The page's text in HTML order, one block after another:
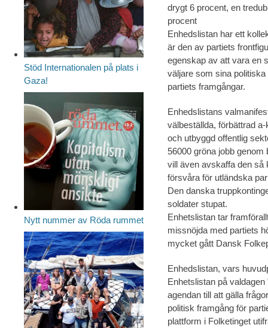
drygt 6 procent, en
procent
Enhedslistan har ett
är den av partiets
egenskap av att vara en
väljare som sina
partiets framgångar.
Enhedslistans
välbeställda, förbättrad
och utbyggd offentlig
56000 gröna jobb
vill även avskaffa den så
försvåra för utländska
Den danska
soldater stupat.
Enhetslistan tar
missnöjda med partiets
mycket gått Dansk
Enhedslistan, vars
Enhetslistan på
agendan till att gälla
politisk framgång för
plattform i Folketinget
Stöd Internationalen på plats i
Gaza!
Nytt nummer av Röda rummet